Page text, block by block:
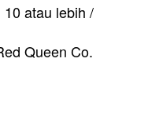
atau lebih /
Queen Co.